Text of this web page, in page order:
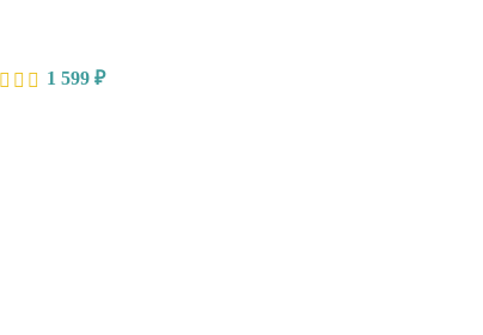
1 599 ₽